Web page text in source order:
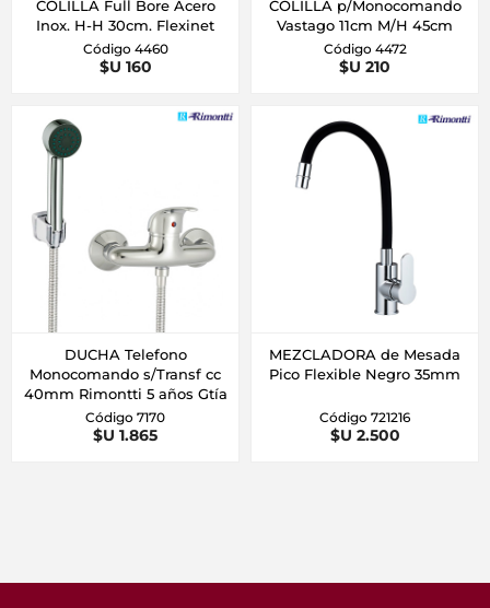
COLILLA Full Bore Acero
Inox. H-H 30cm. Flexinet
Código 4460
$U 160
COLILLA p/Monocomando
Vastago 11cm M/H 45cm
Código 4472
$U 210
DUCHA Telefono
Monocomando s/Transf cc
40mm Rimontti 5 años Gtía
Código 7170
$U 1.865
MEZCLADORA de Mesada
Pico Flexible Negro 35mm
Código 721216
$U 2.500